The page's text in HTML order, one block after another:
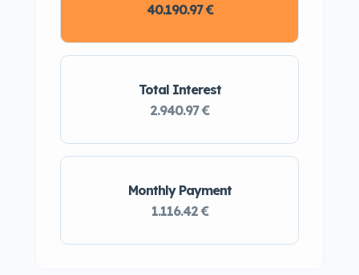
Monthly Payment
1.116.42 €
Total Interest
2.940.97 €
40.190.97 €